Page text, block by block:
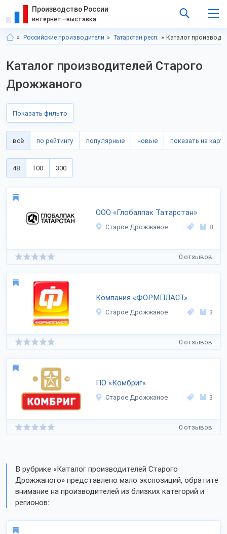
Производство России
интернет—выставка
Российские производители Татарстан респ. Каталог
Каталог производителей Старого
Дрожжаного
Показать фильтр
всё по рейтингу популярные новые показать на карте
48 100 300
ООО «Глобалпак Татарстан»
Старое Дрожжаное 8
0 отзывов
Компания «ФОРМПЛАСТ»
Старое Дрожжаное 3
0 отзывов
ПО «Комбриг«
Старое Дрожжаное 3
0 отзывов
В рубрике «Каталог производителей Старого
Дрожжаного» представлено мало экспозиций, обратите
внимание на производителей из близких категорий и
регионов: